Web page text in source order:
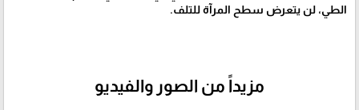
الطي، لن يتعرض سطح المرآة للتلف.
مزيداً من الصور والفيديو